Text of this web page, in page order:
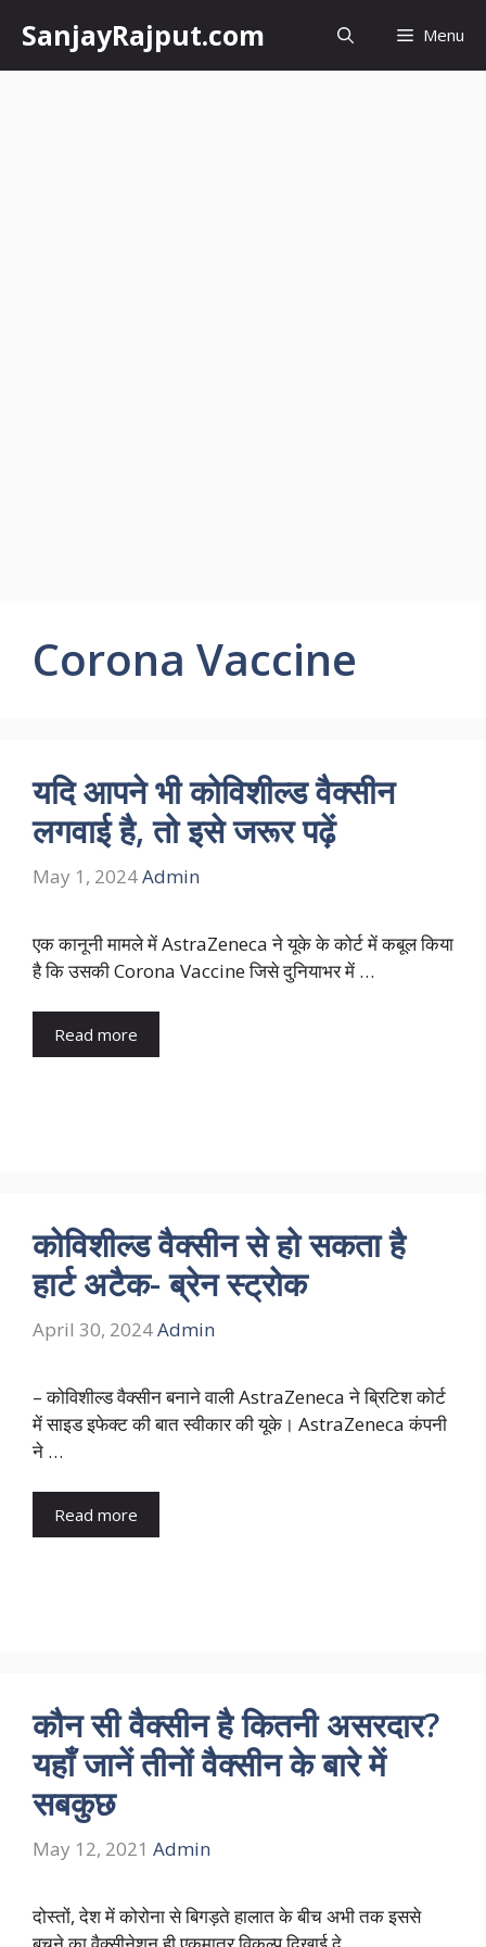
content
SanjayRajput.com Menu
Corona Vaccine
यदि आपने भी कोविशील्ड वैक्सीन
लगवाई है, तो इसे जरूर पढ़ें
May 1, 2024Admin
एक कानूनी मामले में AstraZeneca ने यूके के कोर्ट में कबूल किया
है कि उसकी Corona Vaccine जिसे दुनियाभर में …
Read more
कोविशील्ड वैक्सीन से हो सकता है
हार्ट अटैक- ब्रेन स्ट्रोक
April 30, 2024Admin
– कोविशील्ड वैक्सीन बनाने वाली AstraZeneca ने ब्रिटिश कोर्ट
में साइड इफेक्ट की बात स्वीकार की यूके। AstraZeneca कंपनी
ने …
Read more
कौन सी वैक्सीन है कितनी असरदार?
यहाँ जानें तीनों वैक्सीन के बारे में
सबकुछ
May 12, 2021 Admin
दोस्तों, देश में कोरोना से बिगड़ते हालात के बीच अभी तक इससे